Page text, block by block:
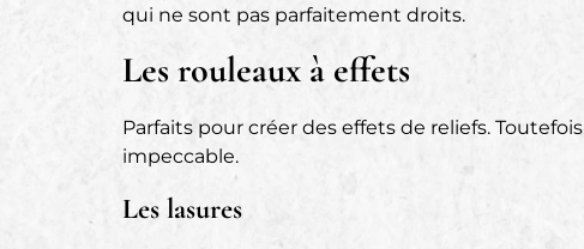
qui ne sont pas parfaitement droits.
Les rouleaux à effets
Parfaits pour créer des effets de reliefs.
impeccable.
Les lasures